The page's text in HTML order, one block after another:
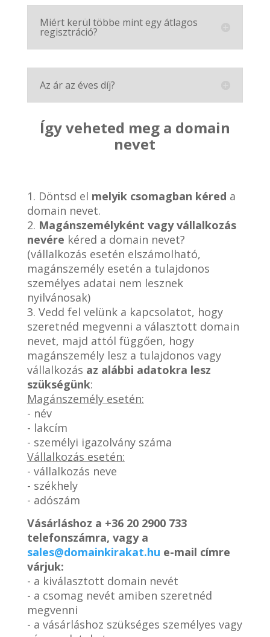
Miért kerül többe mint egy átlagos
regisztráció?
Az ár az éves díj?
Így veheted meg a domain
nevet
1. Döntsd el melyik csomagban kéred a
domain nevet.
2. Magánszemélyként vagy vállalkozás
nevére kéred a domain nevet?
(vállalkozás esetén elszámolható,
magánszemély esetén a tulajdonos
személyes adatai nem lesznek
nyilvánosak)
3. Vedd fel velünk a kapcsolatot, hogy
szeretnéd megvenni a választott domain
nevet, majd attól függően, hogy
magánszemély lesz a tulajdonos vagy
vállalkozás az alábbi adatokra lesz
szükségünk:
Magánszemély esetén:
- név
- lakcím
- személyi igazolvány száma
Vállalkozás esetén:
- vállalkozás neve
- székhely
- adószám
Vásárláshoz a +36 20 2900 733
telefonszámra, vagy a
sales@domainkirakat.hu e-mail címre
várjuk:
- a kiválasztott domain nevét
- a csomag nevét amiben szeretnéd
megvenni
- a vásárláshoz szükséges személyes vagy